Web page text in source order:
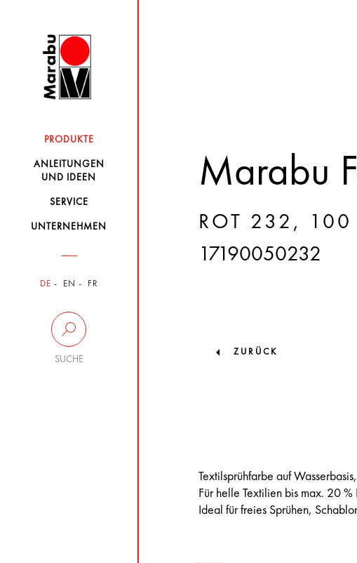
PRODUKTE
ANLEITUNGEN
UND IDEEN
SERVICE
UNTERNEHMEN
DE EN FR
SUCHE
Marabu
ROT 232, 100
17190050232
ZURÜCK
Textilsprühfarbe auf
Für helle Textilien bis max. 20
Ideal für freies Sprühen,